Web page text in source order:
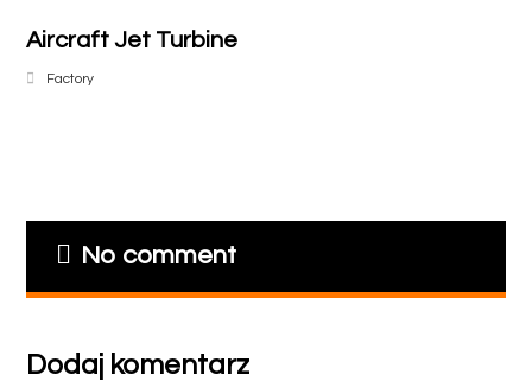
Aircraft Jet Turbine
Factory
No comment
Dodaj komentarz